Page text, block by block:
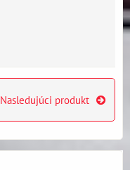
Nasledujúci produkt